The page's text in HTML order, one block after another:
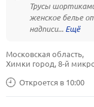
Трусы
женское белье
надписи...
Откроется в 10:00
Московская область,
Химки город, 8-й